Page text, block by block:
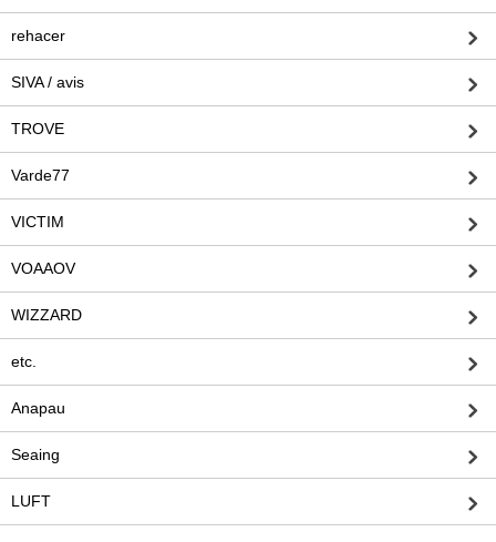
rehacer
SIVA / avis
TROVE
Varde77
VICTIM
VOAAOV
WIZZARD
etc.
Anapau
Seaing
LUFT